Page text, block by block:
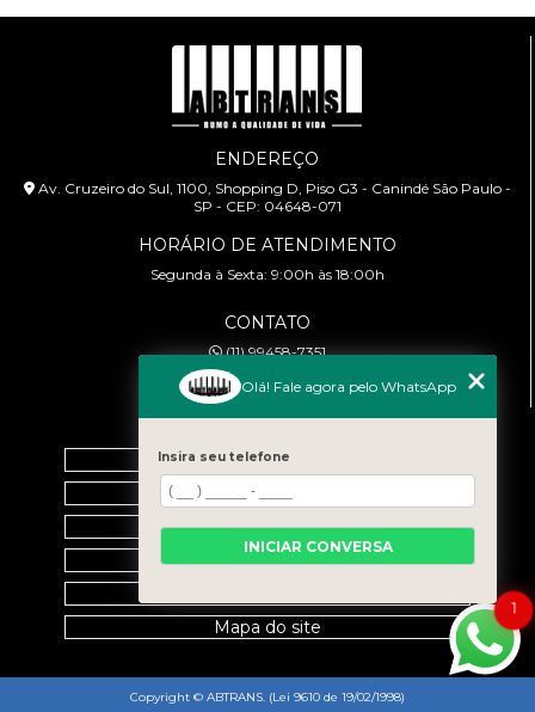
ENDEREÇO
Av. Cruzeiro do Sul, 1100, Shopping D, Piso G3 - Canindé São Paulo -
SP - CEP: 04648-071
HORÁRIO DE ATENDIMENTO
Segunda à Sexta: 9:00h às 18:00h
CONTATO
(11) 99458-7351
cursoabtrans@gmail.com
Home
Empresa
Galeria
Contato
Mapa do site
Copyright © ABTRANS. (Lei 9610 de 19/02/1998)
1
Olá! Fale agora pelo WhatsApp
Insira seu telefone
INICIAR CONVERSA